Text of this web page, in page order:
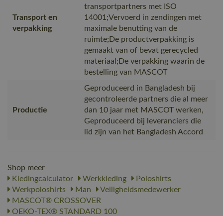
Transport en
verpakking
transportpartners met ISO
14001;Vervoerd in zendingen met
maximale benutting van de
ruimte;De productverpakking is
gemaakt van of bevat gerecycled
materiaal;De verpakking waarin de
bestelling van MASCOT
Productie
Geproduceerd in Bangladesh bij
gecontroleerde partners die al meer
dan 10 jaar met MASCOT werken,
Geproduceerd bij leveranciers die
lid zijn van het Bangladesh Accord
Shop meer
Kledingcalculator
Werkkleding
Poloshirts
Werkpoloshirts
Man
Veiligheidsmedewerker
MASCOT® CROSSOVER
OEKO-TEX® STANDARD 100